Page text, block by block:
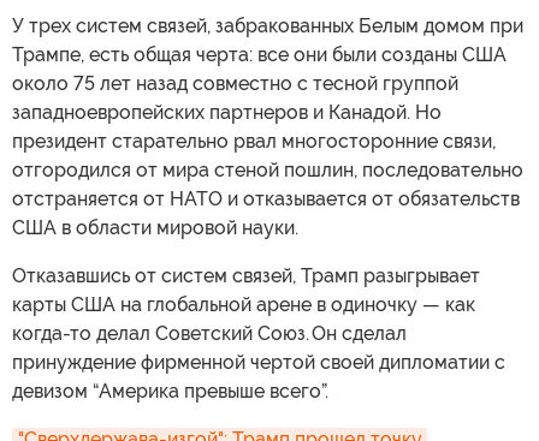
У трех систем связей, забракованных Белым домом при
Трампе, есть общая черта: все они были созданы США
около 75 лет назад совместно с тесной группой
западноевропейских партнеров и Канадой. Но
президент старательно рвал многосторонние связи,
отгородился от мира стеной пошлин, последовательно
отстраняется от НАТО и отказывается от обязательств
США в области мировой науки.
Отказавшись от систем связей, Трамп разыгрывает
карты США на глобальной арене в одиночку — как
когда-то делал Советский Союз. Он сделал
принуждение фирменной чертой своей дипломатии с
девизом “Америка превыше всего”.